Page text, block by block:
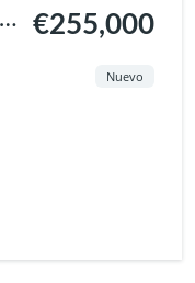
€255,000
Nuevo